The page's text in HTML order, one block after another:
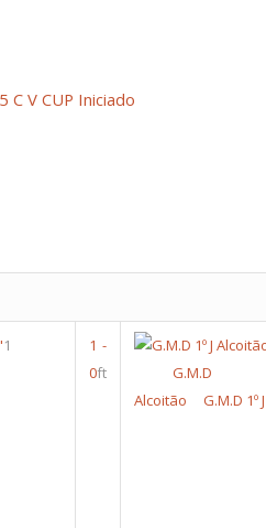
C V CUP Iniciado
1 1 -
0ft
Alcoitão
G.M.D 1º